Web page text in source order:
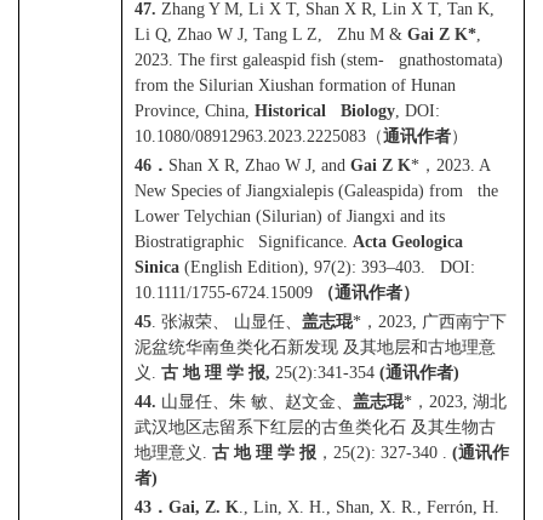
47. Zhang Y M, Li X T, Shan X R, Lin X T, Tan K,
Li Q, Zhao W J, Tang L Z, Zhu M & Gai Z K*,
2023. The first galeaspid fish (stem- gnathostomata)
from the Silurian Xiushan formation of Hunan
Province, China, Historical Biology, DOI:
10.1080/08912963.2023.2225083 （通讯作者）
46 ． Shan X R, Zhao W J, and Gai Z K* ， 2023. A
New Species of Jiangxialepis (Galeaspida) from the
Lower Telychian (Silurian) of Jiangxi and its
Biostratigraphic Significance. Acta Geologica
Sinica (English Edition), 97(2): 393–403. DOI:
10.1111/1755-6724.15009
（通讯作者）
45. 张淑荣、 山显任、 盖志琨* ， 2023, 广西南宁下
泥盆统华南鱼类化石新发现 及其地层和古地理意
义 . 古 地 理 学 报, 25(2):341-354 (通讯作者)
44. 山显任、朱 敏、赵文金、 盖志琨* ， 2023, 湖北
武汉地区志留系下红层的古鱼类化石 及其生物古
地理意义 . 古 地 理 学 报 ， 25(2): 327-340 . (通讯作
者)
43 ． Gai, Z. K., Lin, X. H., Shan, X. R., Ferrón, H.